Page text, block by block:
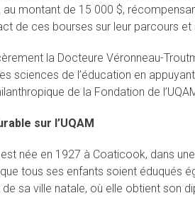
au montant de 15 000 $,
de ces bourses sur leur parcours
la Docteure Véronneau-
sciences de l’éducation en
de la Fondation de
sur l’UQAM
née en 1927 à Coaticook, dans
tous ses enfants soient éduqués
sa ville natale, où elle obtient son